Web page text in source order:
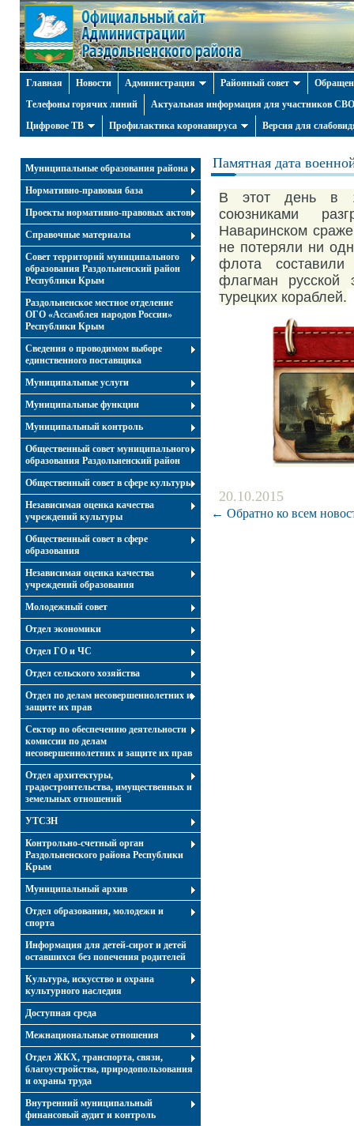
Главная Новости Администрация Районный совет
Телефоны горячих линий
Актуальная информация для участников СВО
Цифровое ТВ
Профилактика коронавируса Версия для
Муниципальные образования района
Нормативно-правовая база
Проекты нормативно-правовых актов
Справочные материалы
Совет территорий муниципального
образования Раздольненский район
Республики Крым
Раздольненское местное отделение
ОГО «Ассамблея народов России»
Республики Крым
Cведения о проводимом выборе
единственного поставщика
Муниципальные услуги
Муниципальные функции
Муниципальный контроль
Общественный совет муниципального
образования Раздольненский район
Общественный совет в сфере культуры
Независимая оценка качества
учреждений культуры
Общественный совет в сфере
образования
Независимая оценка качества
учреждений образования
Молодежный совет
Отдел экономики
Отдел ГО и ЧС
Отдел сельского хозяйства
Отдел по делам несовершеннолетних и
защите их прав
Сектор по обеспечению деятельности
комиссии по делам
несовершеннолетних и защите их прав
Отдел архитектуры,
градостроительства, имущественных и
земельных отношений
УТСЗН
Контрольно-счетный орган
Раздольненского района Республики
Крым
Муниципальный архив
Отдел образования, молодежи и
спорта
Информация для детей-сирот и детей
оставшихся без попечения родителей
Культура, искусство и охрана
культурного наследия
Доступная среда
Межнациональные отношения
Отдел ЖКХ, транспорта, связи,
благоустройства, природопользования
и охраны труда
Внутренний муниципальный
финансовый аудит и контроль
Памятная дата
В этот день в
союзниками
Наваринском
не потеряли ни
флота
флагман русской
турецких кораблей.
20.10.2015
← Обратно ко всем